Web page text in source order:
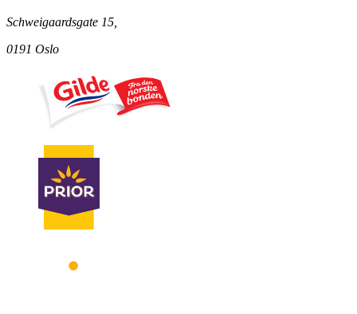
Schweigaardsgate 15,
0191 Oslo